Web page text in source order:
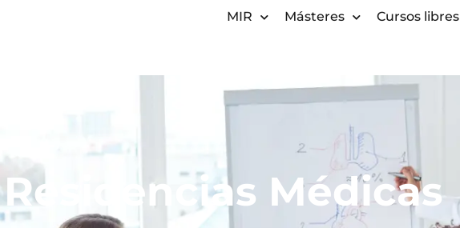
MIR Másteres Cursos libres
Médicas